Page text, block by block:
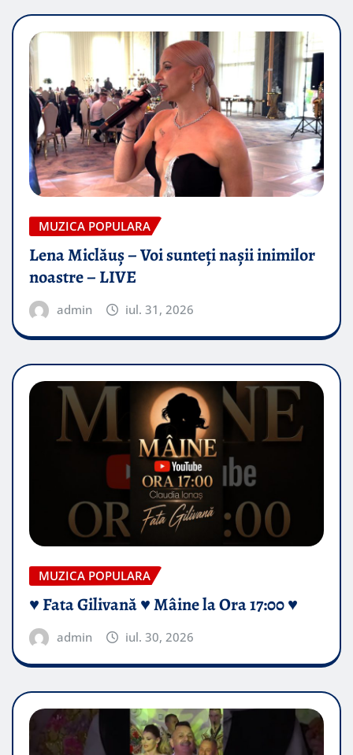
MUZICA POPULARA
Lena Miclăuș – Voi sunteți nașii inimilor
noastre – LIVE
admin iul. 31, 2026
MUZICA POPULARA
♥️ Fata Gilivană ♥️ Mâine la Ora 17:00 ♥️
admin iul. 30, 2026